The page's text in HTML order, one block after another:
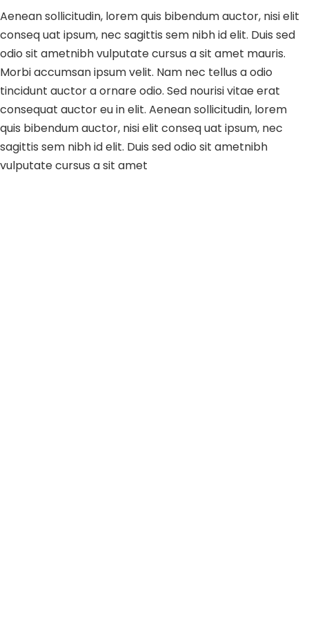
Aenean sollicitudin, lorem quis bibendum auctor, nisi elit
conseq uat ipsum, nec sagittis sem nibh id elit. Duis sed
odio sit ametnibh vulputate cursus a sit amet mauris.
Morbi accumsan ipsum velit. Nam nec tellus a odio
tincidunt auctor a ornare odio. Sed nourisi vitae erat
consequat auctor eu in elit. Aenean sollicitudin, lorem
quis bibendum auctor, nisi elit conseq uat ipsum, nec
sagittis sem nibh id elit. Duis sed odio sit ametnibh
vulputate cursus a sit amet